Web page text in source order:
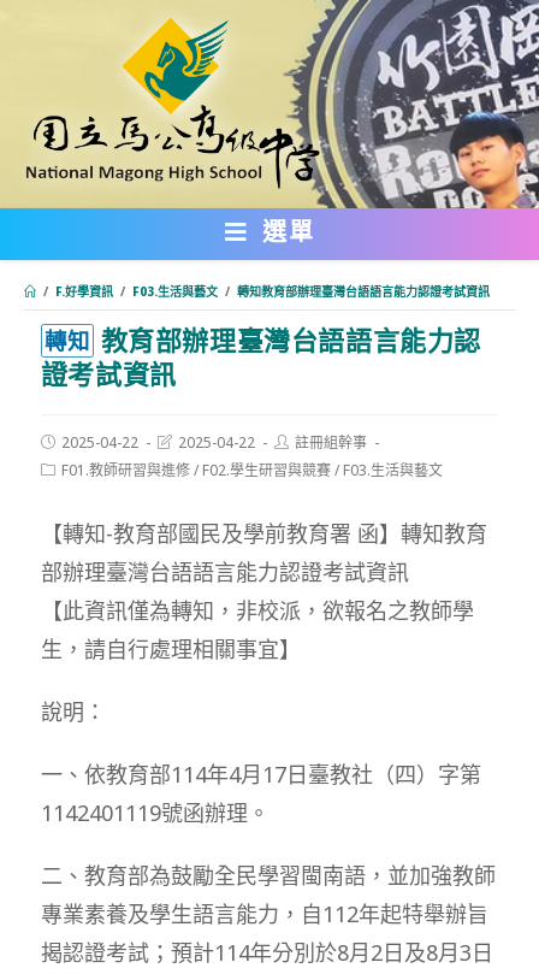
內
選單
/ F.好學資訊 / F03.生活與藝文 / 轉知教育部辦理臺灣台語語言能力認證考試資訊
轉知 教育部辦理臺灣台語語言能力認
證考試資訊
Post
published:
2025-04-22
Post
last
modified:
2025-04-22
Post
author:
註冊組幹事
PostF01.教師研習與進修/ F02.學生研習與競賽/ F03.生活與藝文
【轉知-教育部國民及學前教育署 函】轉知教育
部辦理臺灣台語語言能力認證考試資訊
【此資訊僅為轉知，非校派，欲報名之教師學
生，請自行處理相關事宜】
說明：
一、依教育部114年4月17日臺教社（四）字第
1142401119號函辦理。
二、教育部為鼓勵全民學習閩南語，並加強教師
專業素養及學生語言能力，自112年起特舉辦旨
揭認證考試；預計114年分別於8月2日及8月3日